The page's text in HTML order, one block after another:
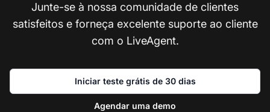
Junte-se à nossa comunidade de clientes
satisfeitos e forneça excelente suporte ao cliente
com o LiveAgent.
Iniciar teste grátis de 30 dias
Agendar uma demo